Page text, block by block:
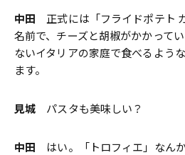
中田 正式には「フライドポテト
名前で、チーズと胡椒がかかって
ないイタリアの家庭で食べるよう
ます。
見城 パスタも美味しい？
中田 はい。「トロフィエ」なん